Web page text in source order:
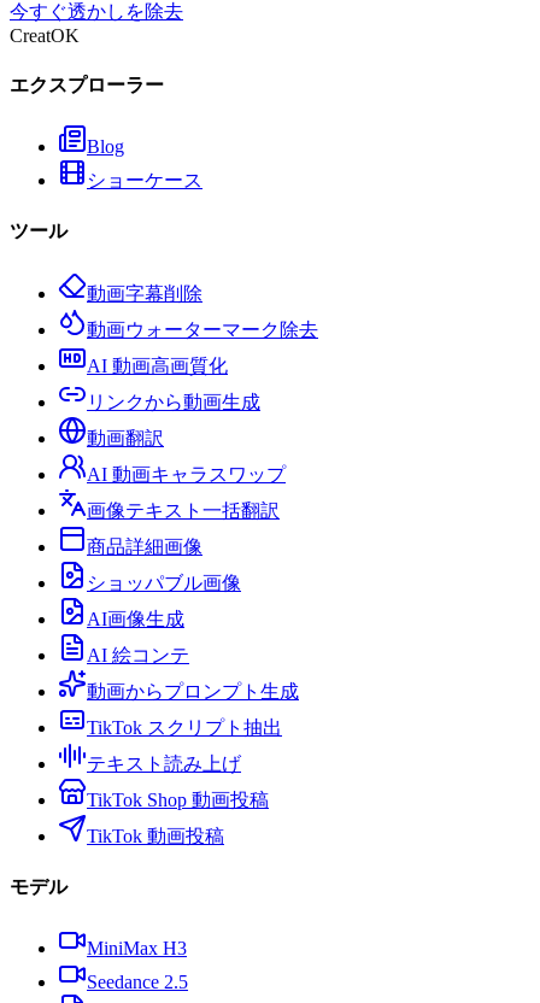
今すぐ透かしを除去
CreatOK
エクスプローラー
Blog
ショーケース
ツール
動画字幕削除
動画ウォーターマーク除去
AI 動画高画質化
リンクから動画生成
動画翻訳
AI 動画キャラスワップ
画像テキスト一括翻訳
商品詳細画像
ショッパブル画像
AI画像生成
AI 絵コンテ
動画からプロンプト生成
TikTok スクリプト抽出
テキスト読み上げ
TikTok Shop 動画投稿
TikTok 動画投稿
モデル
MiniMax H3
Seedance 2.5